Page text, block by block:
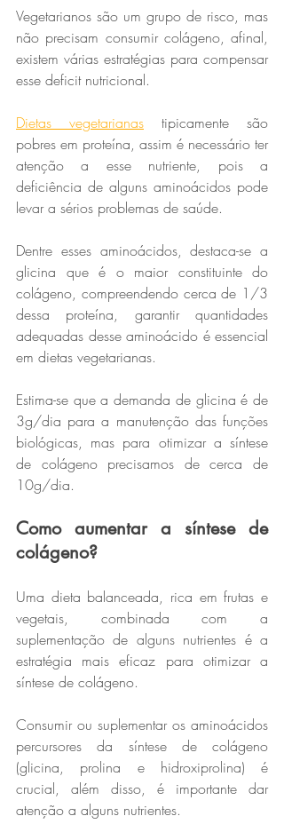
Vegetarianos são um grupo de risco, mas
não precisam consumir colágeno, afinal,
existem várias estratégias para compensar
esse deficit nutricional.
Dietas vegetarianas tipicamente são
pobres em proteína, assim é necessário ter
atenção a esse nutriente, pois a
deficiência de alguns aminoácidos pode
levar a sérios problemas de saúde.
Dentre esses aminoácidos, destaca-se a
glicina que é o maior constituinte do
colágeno, compreendendo cerca de 1/3
dessa proteína, garantir quantidades
adequadas desse aminoácido é essencial
em dietas vegetarianas.
Estima-se que a demanda de glicina é de
3g/dia para a manutenção das funções
biológicas, mas para otimizar a síntese
de colágeno precisamos de cerca de
10g/dia.
Como aumentar a síntese de
colágeno?
Uma dieta balanceada, rica em frutas e
vegetais, combinada com a
suplementação de alguns nutrientes é a
estratégia mais eficaz para otimizar a
síntese de colágeno.
Consumir ou suplementar os aminoácidos
percursores da síntese de colágeno
(glicina, prolina e hidroxiprolina) é
crucial, além disso, é importante dar
atenção a alguns nutrientes.